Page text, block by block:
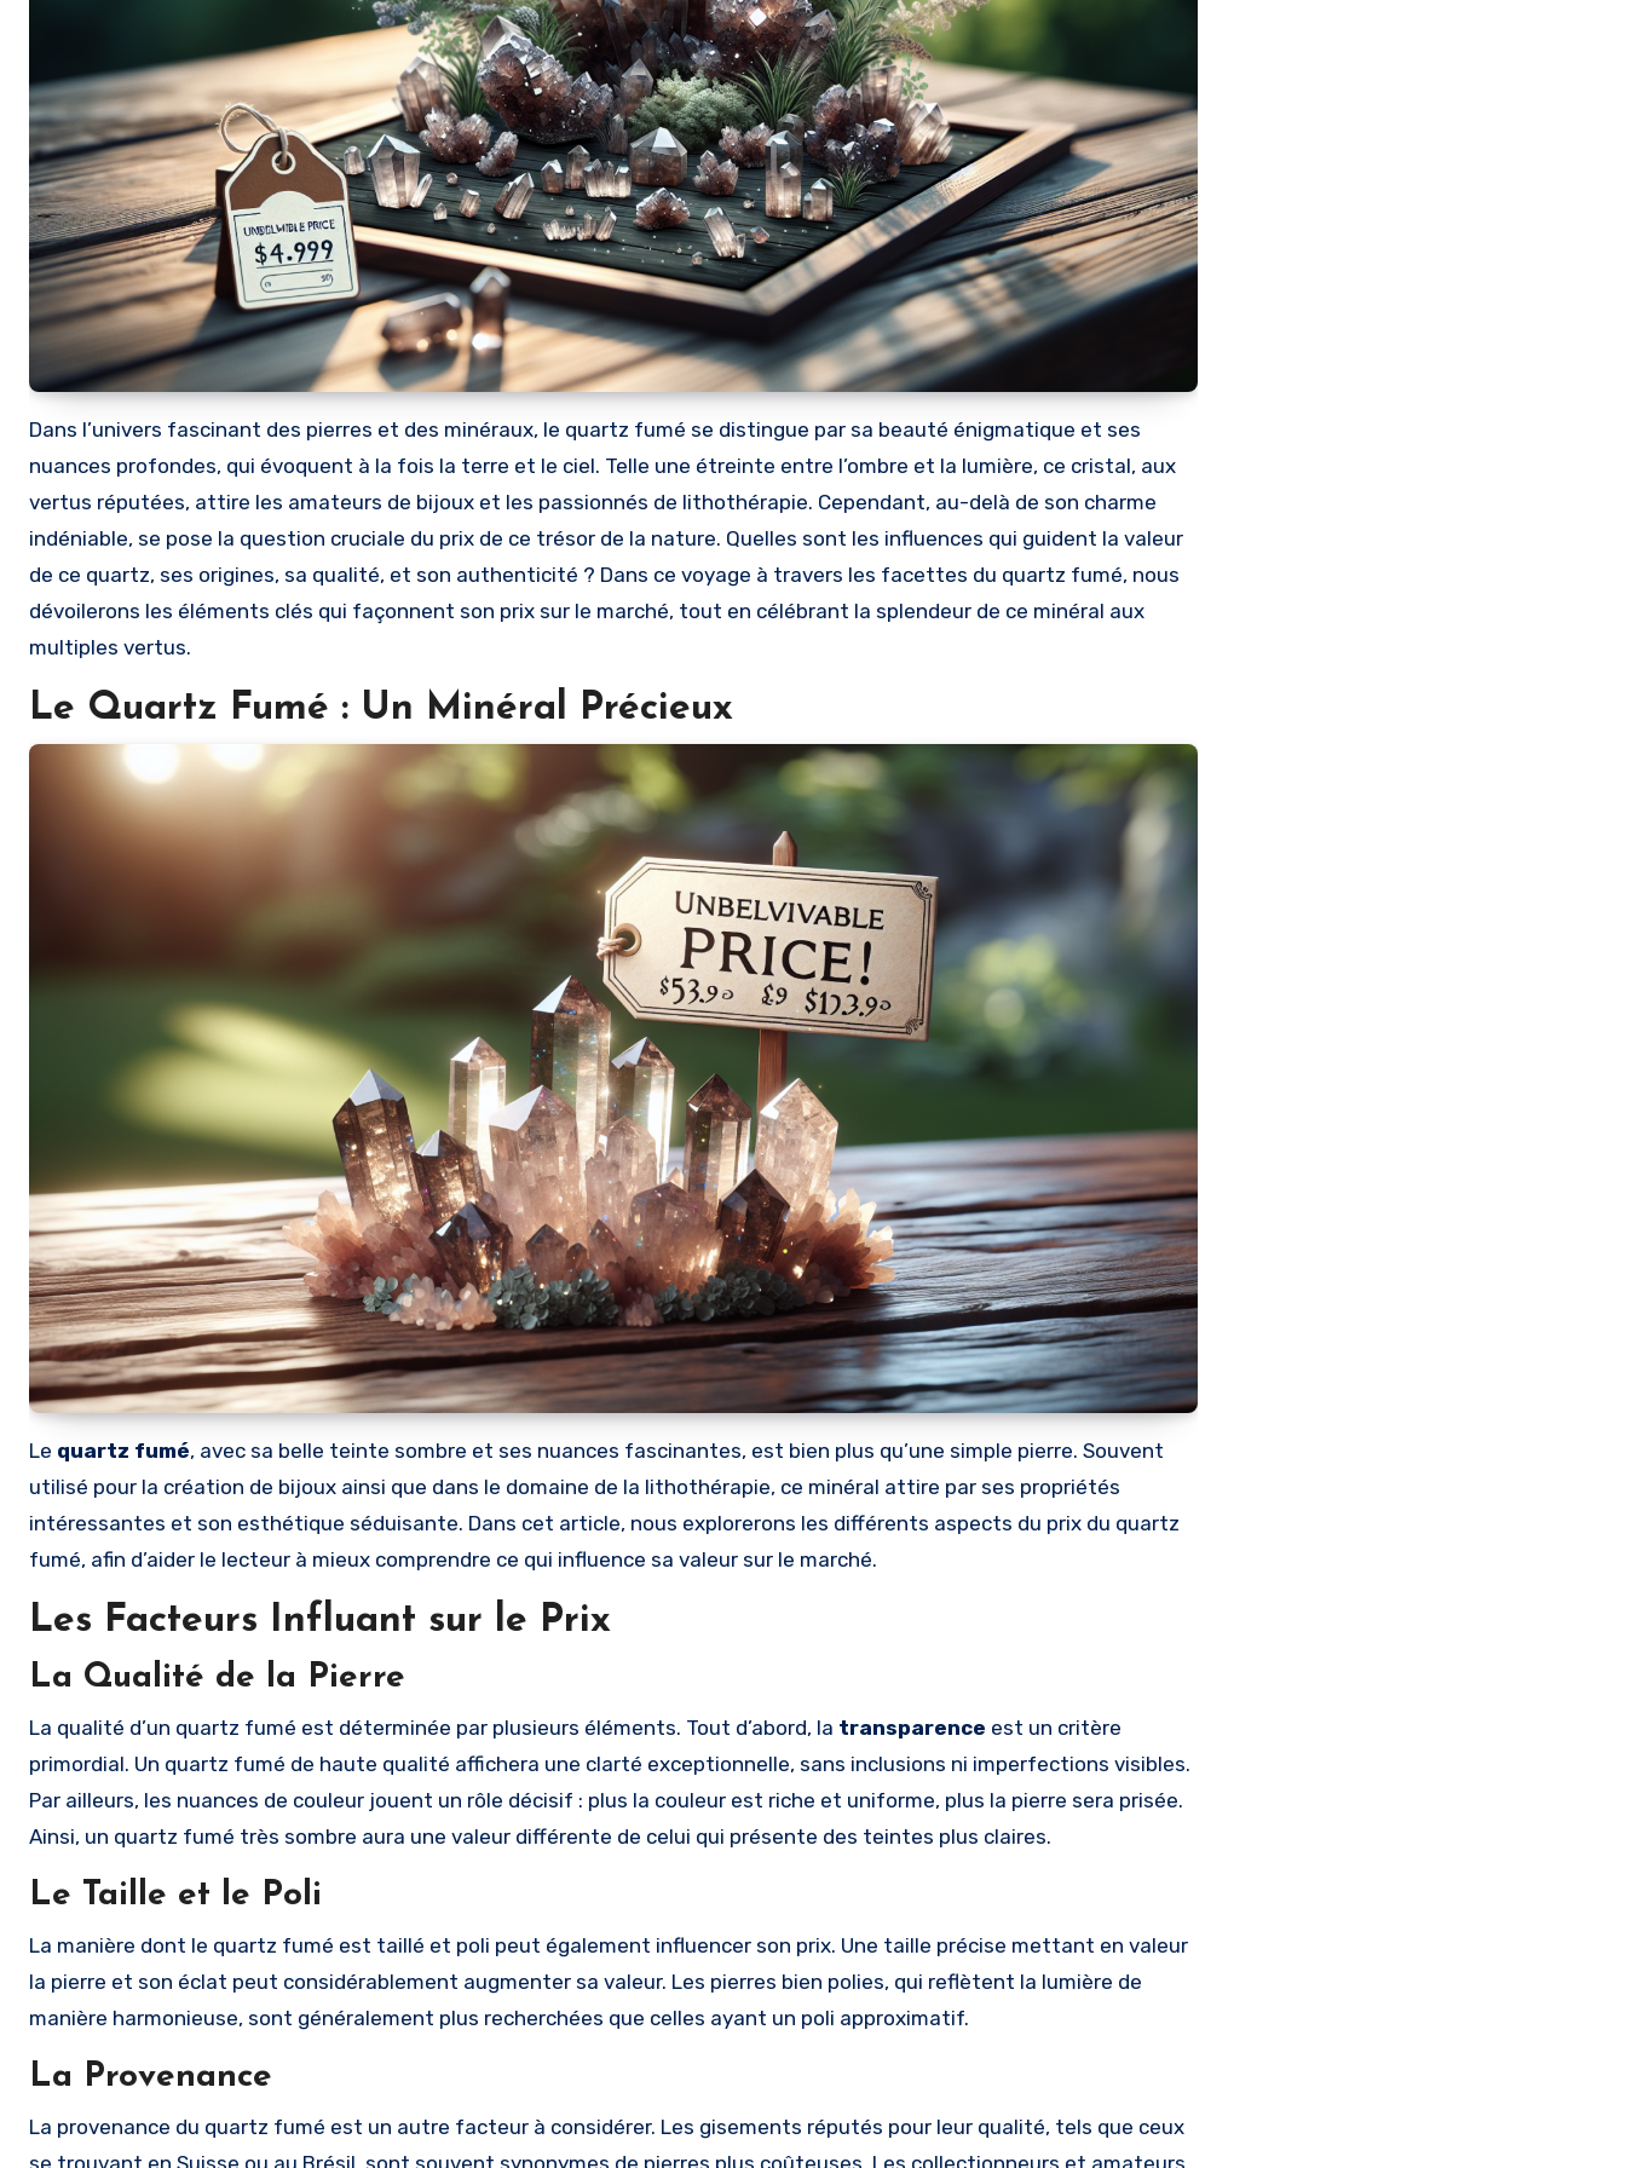
Dans l’univers fascinant des pierres et des minéraux, le quartz fumé se distingue par sa beauté énigmatique et ses
nuances profondes, qui évoquent à la fois la terre et le ciel. Telle une étreinte entre l’ombre et la lumière, ce cristal, aux
vertus réputées, attire les amateurs de bijoux et les passionnés de lithothérapie. Cependant, au-delà de son charme
indéniable, se pose la question cruciale du prix de ce trésor de la nature. Quelles sont les influences qui guident la valeur
de ce quartz, ses origines, sa qualité, et son authenticité ? Dans ce voyage à travers les facettes du quartz fumé, nous
dévoilerons les éléments clés qui façonnent son prix sur le marché, tout en célébrant la splendeur de ce minéral aux
multiples vertus.
Le Quartz Fumé : Un Minéral Précieux
Le quartz fumé, avec sa belle teinte sombre et ses nuances fascinantes, est bien plus qu’une simple pierre. Souvent
utilisé pour la création de bijoux ainsi que dans le domaine de la lithothérapie, ce minéral attire par ses propriétés
intéressantes et son esthétique séduisante. Dans cet article, nous explorerons les différents aspects du prix du quartz
fumé, afin d’aider le lecteur à mieux comprendre ce qui influence sa valeur sur le marché.
Les Facteurs Influant sur le Prix
La Qualité de la Pierre
La qualité d’un quartz fumé est déterminée par plusieurs éléments. Tout d’abord, la transparence est un critère
primordial. Un quartz fumé de haute qualité affichera une clarté exceptionnelle, sans inclusions ni imperfections visibles.
Par ailleurs, les nuances de couleur jouent un rôle décisif : plus la couleur est riche et uniforme, plus la pierre sera prisée.
Ainsi, un quartz fumé très sombre aura une valeur différente de celui qui présente des teintes plus claires.
Le Taille et le Poli
La manière dont le quartz fumé est taillé et poli peut également influencer son prix. Une taille précise mettant en valeur
la pierre et son éclat peut considérablement augmenter sa valeur. Les pierres bien polies, qui reflètent la lumière de
manière harmonieuse, sont généralement plus recherchées que celles ayant un poli approximatif.
La Provenance
La provenance du quartz fumé est un autre facteur à considérer. Les gisements réputés pour leur qualité, tels que ceux
se trouvant en Suisse ou au Brésil, sont souvent synonymes de pierres plus coûteuses. Les collectionneurs et amateurs